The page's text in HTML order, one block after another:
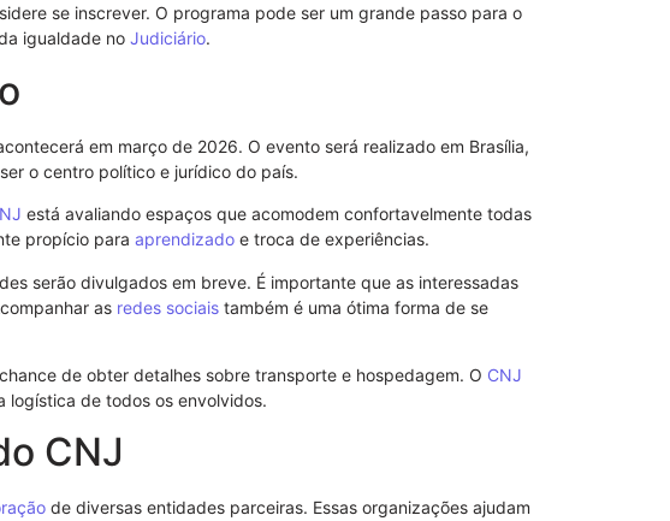
se inscrever. O programa pode ser um grande passo para o
igualdade no Judiciário.
em março de 2026. O evento será realizado em Brasília,
o centro político e jurídico do país.
está avaliando espaços que acomodem confortavelmente todas
propício para aprendizado e troca de experiências.
serão divulgados em breve. É importante que as interessadas
as redes sociais também é uma ótima forma de se
de obter detalhes sobre transporte e hospedagem. O CNJ
logística de todos os envolvidos.
CNJ
de diversas entidades parceiras. Essas organizações ajudam